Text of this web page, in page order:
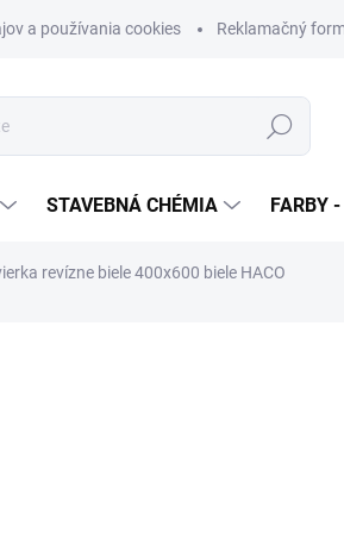
a používania cookies Reklamačný
Hľadať
STAVEBNÁ CHÉMIA FARBY
revízne biele 400x600 biele HACO